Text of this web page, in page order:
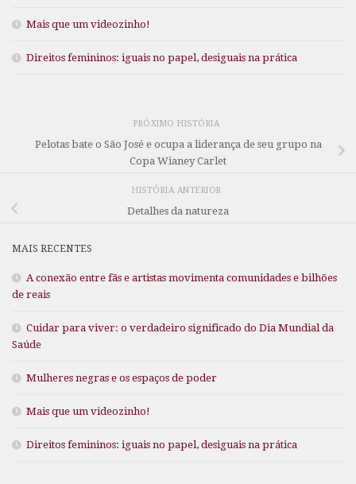
Mais que um videozinho!
Direitos femininos: iguais no papel, desiguais na prática
PRÓXIMO HISTÓRIA
Pelotas bate o São José e ocupa a liderança de seu grupo na
Copa Wianey Carlet
HISTÓRIA ANTERIOR
Detalhes da natureza
MAIS RECENTES
A conexão entre fãs e artistas movimenta comunidades e bilhões
de reais
Cuidar para viver: o verdadeiro significado do Dia Mundial da
Saúde
Mulheres negras e os espaços de poder
Mais que um videozinho!
Direitos femininos: iguais no papel, desiguais na prática